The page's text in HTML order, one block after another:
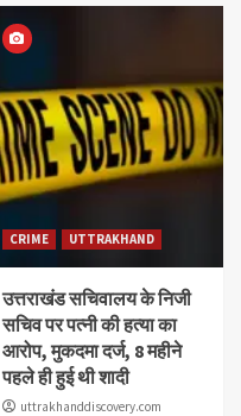
CRIME UTTRAKHAND
उत्तराखंड सचिवालय के निजी
सचिव पर पत्नी की हत्या का
आरोप, मुकदमा दर्ज, 8 महीने
पहले ही हुई थी शादी
uttrakhanddiscovery.com